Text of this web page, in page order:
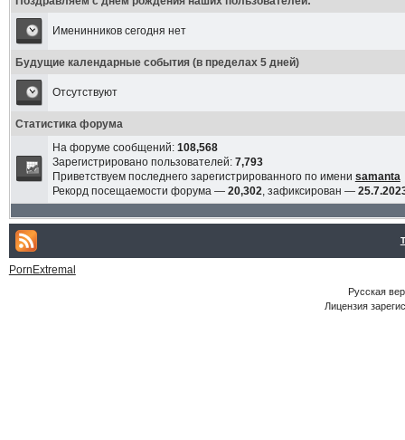
Именинников сегодня нет
Будущие календарные события (в пределах 5 дней)
Отсутствуют
Статистика форума
На форуме сообщений: 108,568
Зарегистрировано пользователей: 7,793
Приветствуем последнего зарегистрированного по имени samanta
Рекорд посещаемости форума — 20,302, зафиксирован —
PornExtremal
Русская
Лицензия